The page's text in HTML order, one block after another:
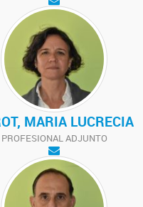
MARIA LUCRECIA
PROFESIONAL ADJUNTO